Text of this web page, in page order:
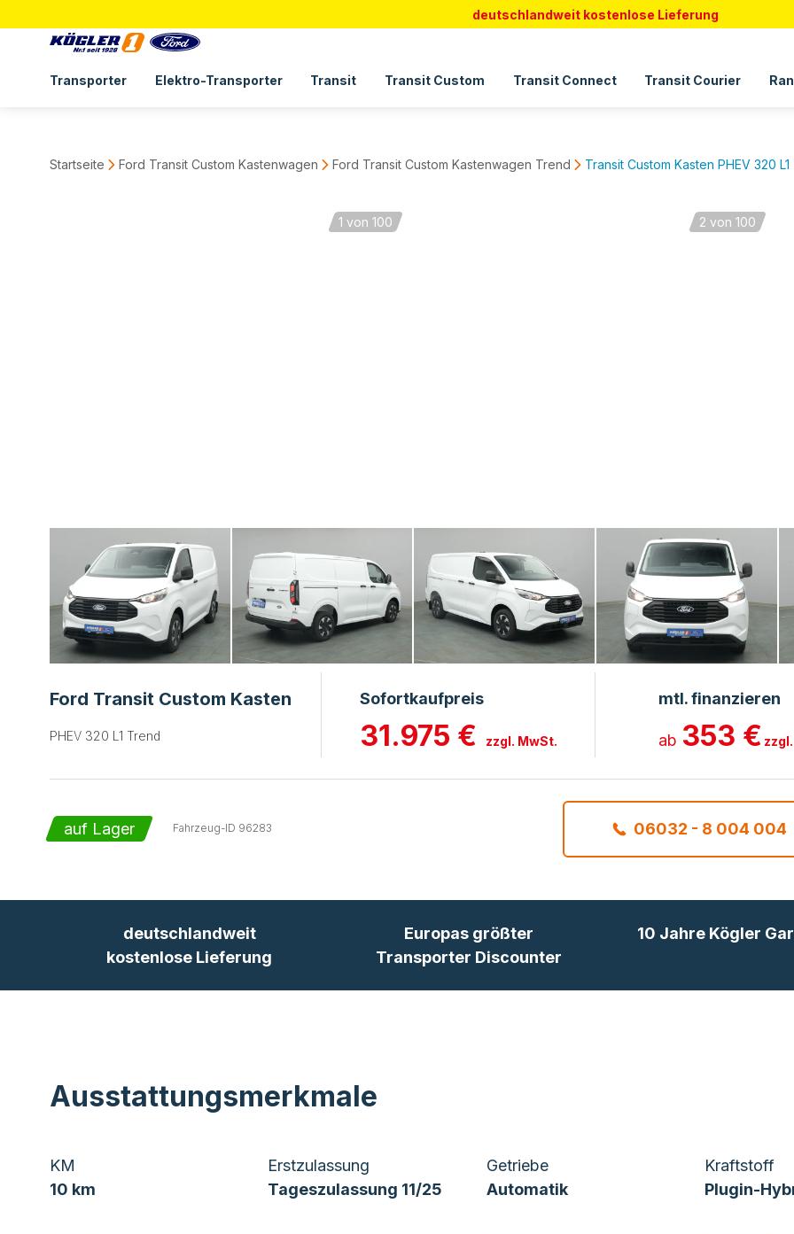
deutschlandweit kostenlose Lieferung
Transporter Elektro-Transporter Transit Transit Custom Transit Connect Transit Courier
Startseite Ford Transit Custom Kastenwagen Ford Transit Custom Kastenwagen Trend Transit Custom Kasten PHEV 320
2 von 100
1 von 100
Ford Transit Custom Kasten
PHEV 320 L1 Trend
Sofortkaufpreis
31.975 € zzgl. MwSt.
mtl. finanzieren
ab 353 €
auf Lager Fahrzeug-ID 96283 06032 - 8 004 004
deutschlandweit
kostenlose Lieferung
Europas größter
Transporter Discounter
10 Jahre Kögler
Ausstattungsmerkmale
KM
10 km
Erstzulassung
Tageszulassung 11/25
Getriebe
Automatik
Kraftstoff
Plugin-